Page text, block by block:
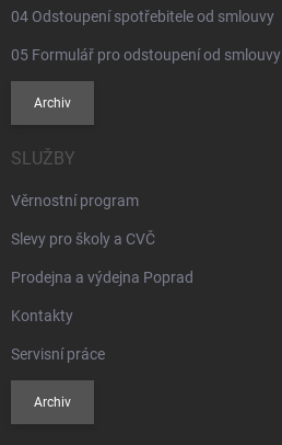
04 Odstoupení spotřebitele od smlouvy
05 Formulář pro odstoupení od smlouvy
Archiv
SLUŽBY
Věrnostní program
Slevy pro školy a CVČ
Prodejna a výdejna Poprad
Kontakty
Servisní práce
Archiv